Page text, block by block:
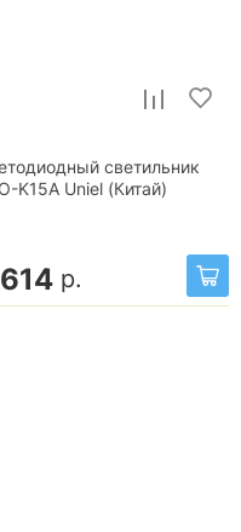
светильник
K15A Uniel (Китай)
р.